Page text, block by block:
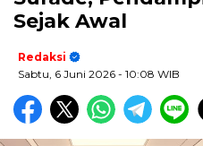
Sejak Awal
Redaksi
Sabtu, 6 Juni 2026 - 10:08 WIB